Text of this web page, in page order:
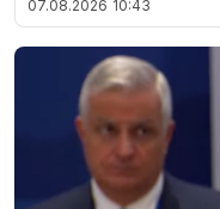
07.08.2026 10:43